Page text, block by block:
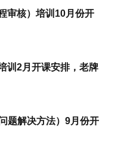
审核）培训10月份开
训2月开课安排，老牌
题解决方法）9月份开